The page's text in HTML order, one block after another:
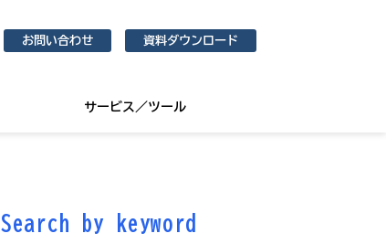
お問い合わせ 資料ダウンロード
サービス／ツール
Search by keyword